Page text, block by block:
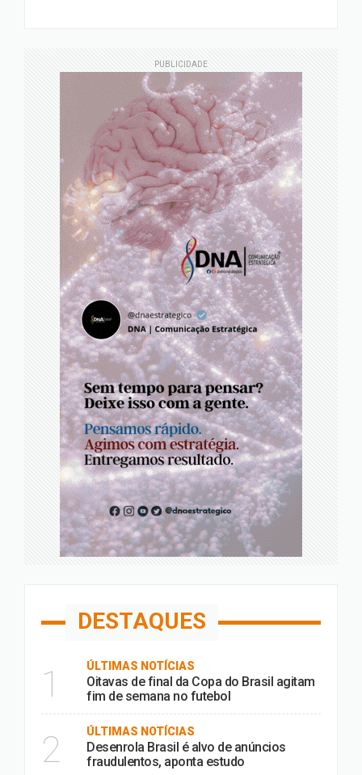
PUBLICIDADE
DESTAQUES
1 ÚLTIMAS NOTÍCIAS
Oitavas de final da Copa do Brasil agitam
fim de semana no futebol
2 ÚLTIMAS NOTÍCIAS
Desenrola Brasil é alvo de anúncios
fraudulentos, aponta estudo